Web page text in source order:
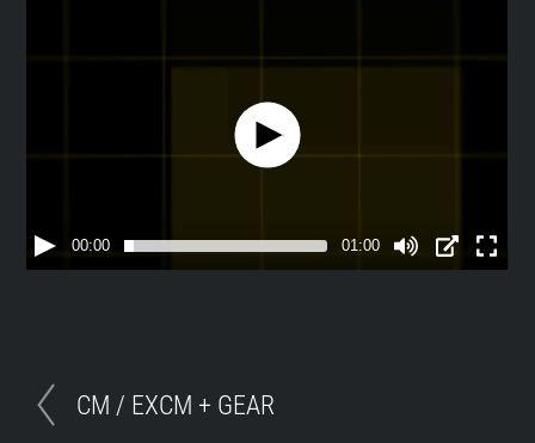
00:00 01:00
CM / EXCM + GEAR